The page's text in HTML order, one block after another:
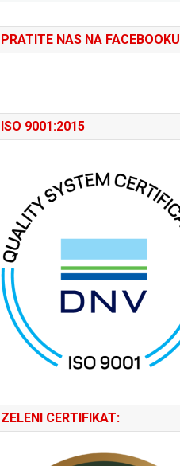
PRATITE NAS NA FACEBOOKU
ISO 9001:2015
ZELENI CERTIFIKAT: